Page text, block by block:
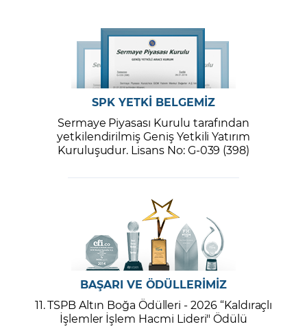
SPK YETKİ BELGEMİZ
Sermaye Piyasası Kurulu tarafından
yetkilendirilmiş Geniş Yetkili Yatırım
Kuruluşudur. Lisans No: G-039 (398)
BAŞARI VE ÖDÜLLERİMİZ
11. TSPB Altın Boğa Ödülleri - 2026 “Kaldıraçlı
İşlemler İşlem Hacmi Lideri" Ödülü